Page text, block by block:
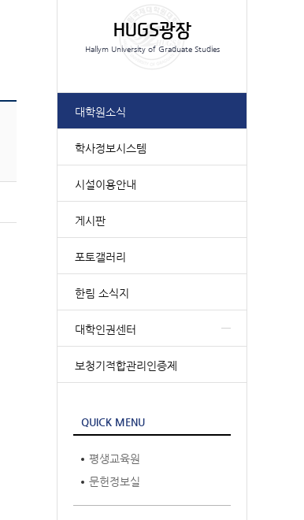
HUGS광장
Hallym University of Graduate Studies
대학원소식
학사정보시스템
시설이용안내
게시판
포토갤러리
한림 소식지
대학인권센터
보청기적합관리인증제
QUICK MENU
평생교육원
문헌정보실